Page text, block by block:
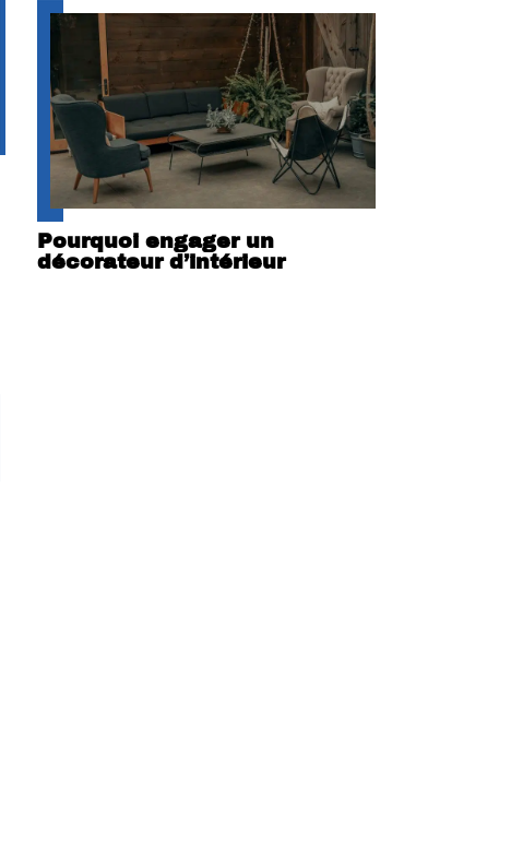
Pourquoi engager un
décorateur d’intérieur